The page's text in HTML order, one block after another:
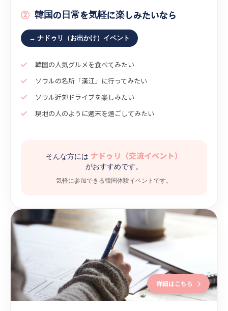
② 韓国の日常を気軽に楽しみたいなら
→ ナドゥリ（お出かけ）イベント
韓国の人気グルメを食べてみたい
ソウルの名所「漢江」に行ってみたい
ソウル近郊ドライブを楽しみたい
現地の人のように週末を過ごしてみたい
そんな方には ナドゥリ（交流イベント）
がおすすめです。
気軽に参加できる韓国体験イベントです。
詳細はこちら